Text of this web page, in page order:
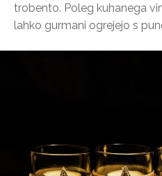
trobento. Poleg kuhanega
lahko gurmani ogrejejo s